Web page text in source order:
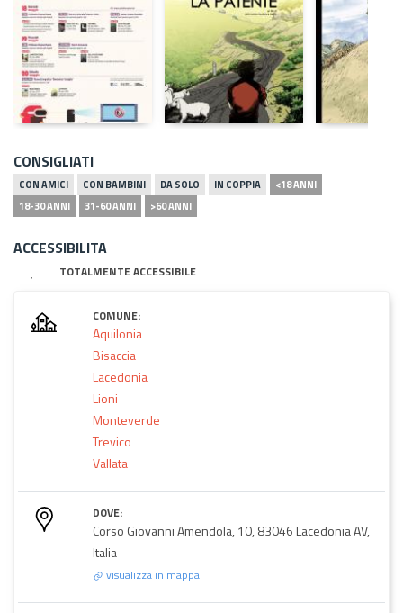
CONSIGLIATI
CON AMICI CON BAMBINI DA SOLO IN COPPIA
<18 ANNI
18-30 ANNI
31-60 ANNI >60 ANNI
ACCESSIBILITA
TOTALMENTE ACCESSIBILE
COMUNE:
Aquilonia
Bisaccia
Lacedonia
Lioni
Monteverde
Trevico
Vallata
DOVE:
Corso Giovanni Amendola, 10, 83046 Lacedonia AV,
Italia
visualizza in mappa